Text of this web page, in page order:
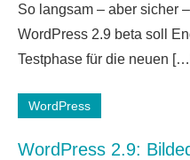
Kommentare
So langsam – aber sicher
WordPress 2.9 beta soll
Testphase für die neuen
WordPress
WordPress 2.9: